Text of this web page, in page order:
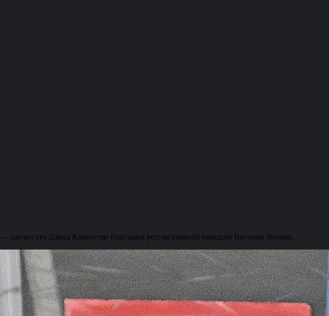
сделал это Давид Карапетян благодаря результативной передаче Виталия Люлько.